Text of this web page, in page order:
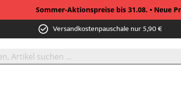
Sommer-Aktionspreise bis 31.08. • Neue
Versandkostenpauschale nur 5,90 €